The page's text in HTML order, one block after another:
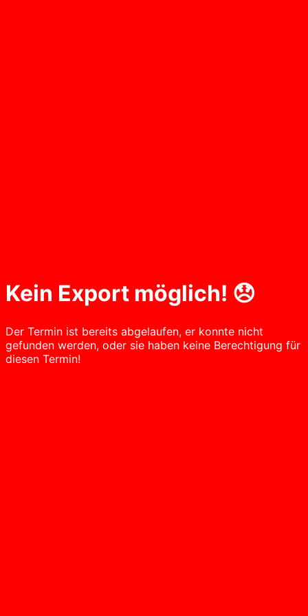
Kein Export möglich! 😞
Der Termin ist bereits abgelaufen, er konnte nicht
gefunden werden, oder sie haben keine Berechtigung für
diesen Termin!